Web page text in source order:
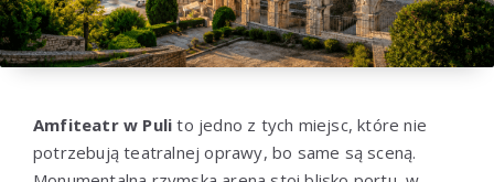
Amfiteatr w Puli to jedno z tych miejsc, które nie
potrzebują teatralnej oprawy, bo same są sceną.